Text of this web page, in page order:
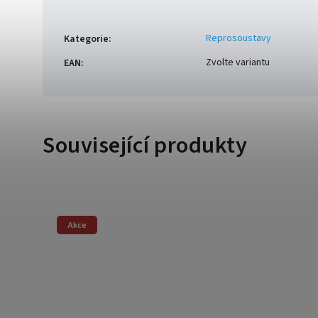
Kategorie:
Reprosoustavy
EAN: Zvolte variantu
Související produkty
Akce